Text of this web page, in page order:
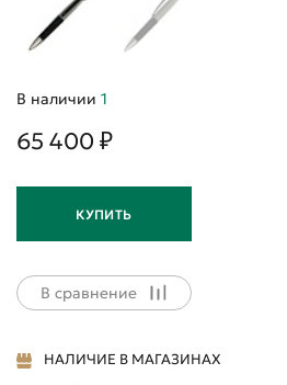
В наличии 1
65 400 ₽
КУПИТЬ
В сравнение
НАЛИЧИЕ В МАГАЗИНАХ